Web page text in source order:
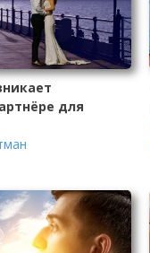
для